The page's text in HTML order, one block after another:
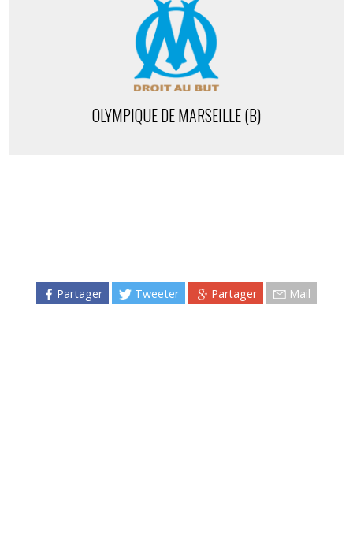
OLYMPIQUE DE MARSEILLE (B)
Partager Tweeter Partager Mail